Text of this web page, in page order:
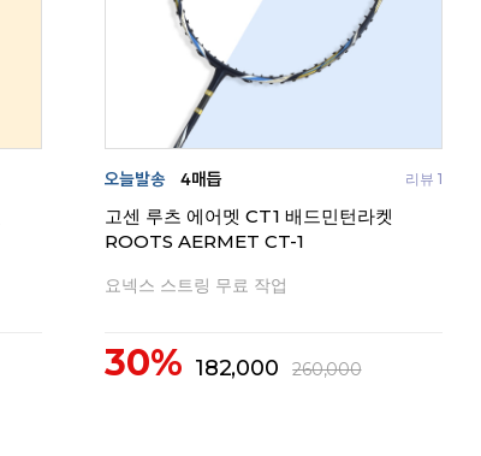
리뷰 1
고센 루츠 에어멧 CT1 배드민턴라켓
ROOTS AERMET CT-1
요넥스 스트링 무료 작업
30% 182,000 260,000